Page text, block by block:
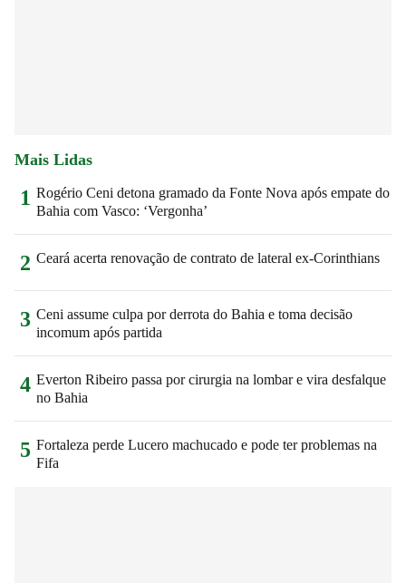
Mais Lidas
1 Rogério Ceni detona gramado da Fonte Nova após empate do
Bahia com Vasco: ‘Vergonha’
2 Ceará acerta renovação de contrato de lateral ex-Corinthians
3 Ceni assume culpa por derrota do Bahia e toma decisão
incomum após partida
4 Everton Ribeiro passa por cirurgia na lombar e vira desfalque
no Bahia
5 Fortaleza perde Lucero machucado e pode ter problemas na
Fifa